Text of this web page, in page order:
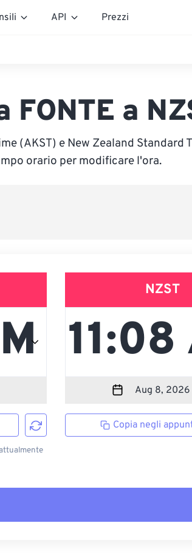
API Prezzi
FONTE a
(AKST) e New Zealand Standard
orario per modificare l'ora.
NZST
Copia negli